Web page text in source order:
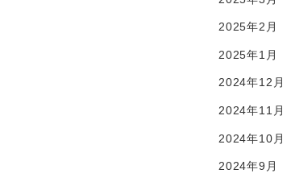
2025年2月
2025年1月
2024年12月
2024年11月
2024年10月
2024年9月